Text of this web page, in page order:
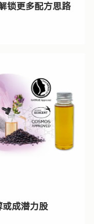
锁更多配方思路
成潜力股